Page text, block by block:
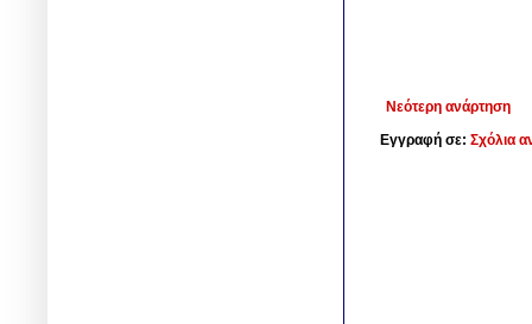
Νεότερη ανάρτηση
Εγγραφή σε: Σχόλια